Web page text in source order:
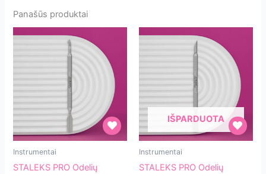
Panašūs produktai
STALEKS
Instrumentai
STALEKS PRO Odelių
STALEKS
IŠPARDUOTA
Instrumentai
STALEKS PRO Odelių